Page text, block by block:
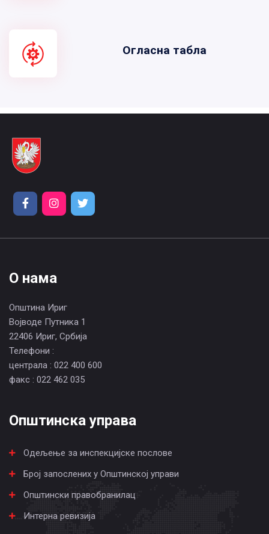
Огласна табла
О нама
Општина Ириг
Војводе Путника 1
22406 Ириг, Србија
Телефони :
централа : 022 400 600
факс : 022 462 035
Општинска управа
Одељење за инспекцијске послове
Број запослених у Општинској управи
Општински правобранилац
Интерна ревизија